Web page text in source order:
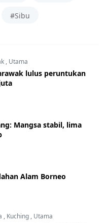
#Sibu
, Utama
lulus peruntukan
Mangsa stabil, lima
Alam Borneo
, Kuching , Utama